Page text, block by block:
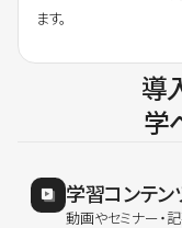
ます。
導
学
学習コンテン
動画やセミナー・記